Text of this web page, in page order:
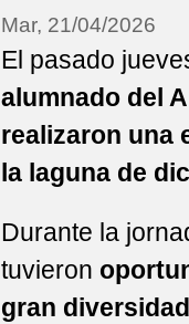
Mar, 21/04/2026
El pasado
alumnado del
realizaron una
la laguna de
Durante la
tuvieron
gran